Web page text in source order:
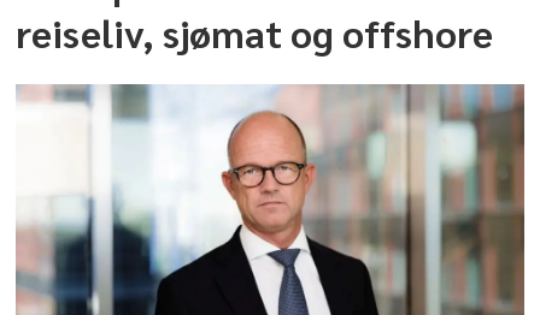
reiseliv, sjømat og offshore